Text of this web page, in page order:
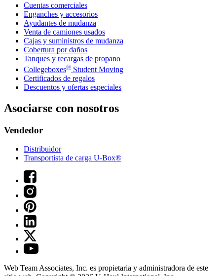
Cuentas comerciales
Enganches y accesorios
Ayudantes de mudanza
Venta de camiones usados
Cajas y suministros de mudanza
Cobertura por daños
Tanques y recargas de propano
Collegeboxes® Student Moving
Certificados de regalos
Descuentos y ofertas especiales
Asociarse con nosotros
Vendedor
Distribuidor
Transportista de carga U-Box®
Web Team Associates, Inc. es propietaria y administradora de este